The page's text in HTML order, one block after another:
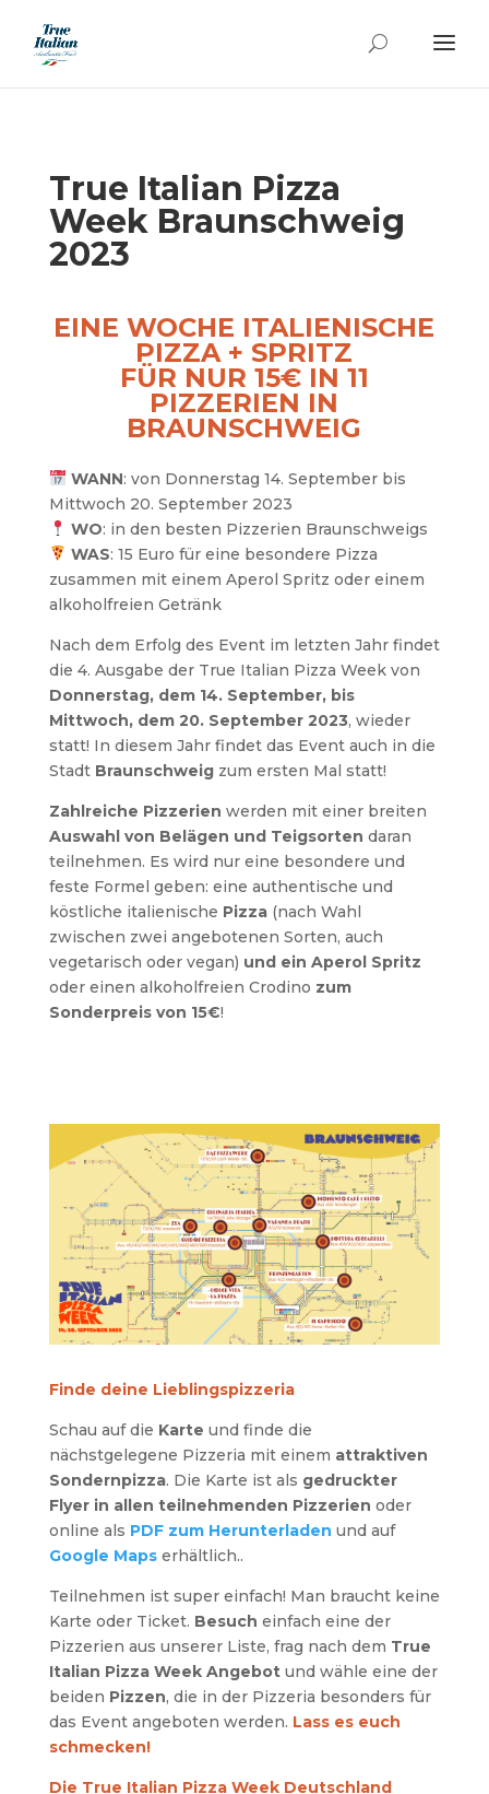
True Italian Pizza
Week Braunschweig
2023
EINE WOCHE ITALIENISCHE
PIZZA + SPRITZ
FÜR NUR 15€ IN 11
PIZZERIEN IN
BRAUNSCHWEIG
WANN: von Donnerstag 14. September bis
Mittwoch 20. September 2023
WO: in den besten Pizzerien Braunschweigs
WAS: 15 Euro für eine besondere Pizza
zusammen mit einem Aperol Spritz oder einem
alkoholfreien Getränk
Nach dem Erfolg des Event im letzten Jahr findet
die 4. Ausgabe der True Italian Pizza Week von
Donnerstag, dem 14. September, bis
Mittwoch, dem 20. September 2023, wieder
statt! In diesem Jahr findet das Event auch in die
Stadt Braunschweig zum ersten Mal statt!
Zahlreiche Pizzerien werden mit einer breiten
Auswahl von Belägen und Teigsorten daran
teilnehmen. Es wird nur eine besondere und
feste Formel geben: eine authentische und
köstliche italienische Pizza(nach Wahl
zwischen zwei angebotenen Sorten, auch
vegetarisch oder vegan) und ein Aperol Spritz
oder einen alkoholfreien Crodino zum
Sonderpreis von 15€!
Finde deine Lieblingspizzeria
Schau auf die Karte und finde die
nächstgelegene Pizzeria mit einem attraktiven
Sondernpizza. Die Karte ist als gedruckter
Flyer in allen teilnehmenden Pizzerien oder
online als PDF zum Herunterladen und auf
Google Mapserhältlich..
Teilnehmen ist super einfach! Man braucht keine
Karte oder Ticket. Besuch einfach eine der
Pizzerien aus unserer Liste, frag nach dem True
Italian Pizza Week Angebotund wähle eine der
beiden Pizzen, die in der Pizzeria besonders für
das Event angeboten werden. Lass es euch
schmecken!
Die True Italian Pizza Week Deutschland